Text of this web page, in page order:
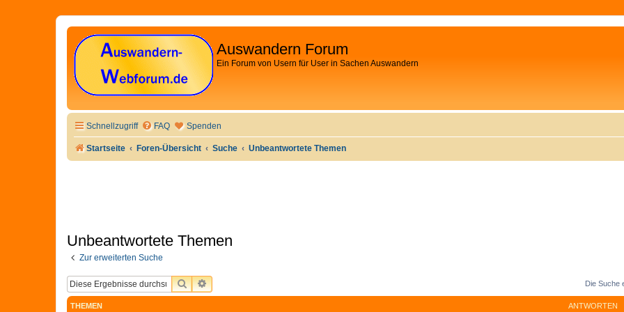
Auswandern Forum
Ein Forum von Usern für User in Sachen Auswandern
Schnellzugriff FAQ Spenden
Startseite Foren-Übersicht Suche Unbeantwortete Themen
Unbeantwortete Themen
Zur erweiterten Suche
SUCHEERWEITERTE SUCHE Die Suche
THEMEN ANTWORTEN